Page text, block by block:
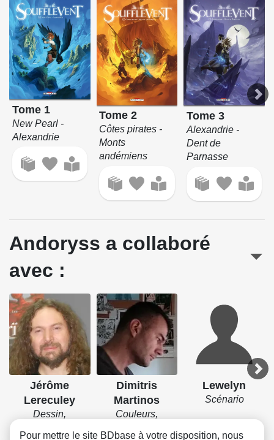
Tome 1
New Pearl -
Alexandrie
Tome 2
Côtes pirates -
Monts
andémiens
Tome 3
Alexandrie -
Dent de
Parnasse
Andoryss a collaboré
avec :
Jérôme
Lereculey
Dessin,
Dimitris
Martinos
Couleurs,
Lewelyn
Scénario
Pour mettre le site BDbase à votre disposition, nous